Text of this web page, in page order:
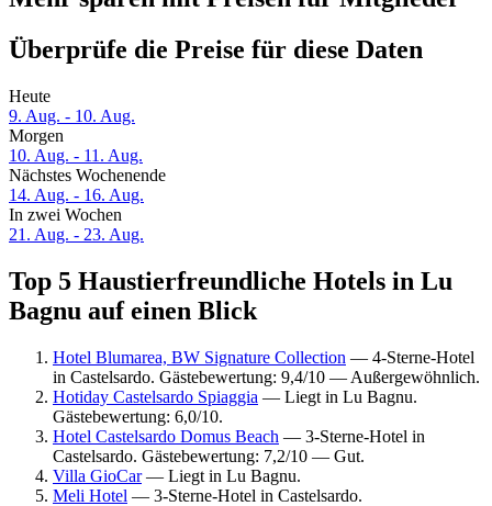
Überprüfe die Preise für diese Daten
Heute
9. Aug. - 10. Aug.
Morgen
10. Aug. - 11. Aug.
Nächstes Wochenende
14. Aug. - 16. Aug.
In zwei Wochen
21. Aug. - 23. Aug.
Top 5 Haustierfreundliche Hotels in Lu
Bagnu auf einen Blick
Hotel Blumarea, BW Signature Collection — 4-Sterne-Hotel
in Castelsardo. Gästebewertung: 9,4/10 — Außergewöhnlich.
Hotiday Castelsardo Spiaggia — Liegt in Lu Bagnu.
Gästebewertung: 6,0/10.
Hotel Castelsardo Domus Beach — 3-Sterne-Hotel in
Castelsardo. Gästebewertung: 7,2/10 — Gut.
Villa GioCar— Liegt in Lu Bagnu.
Meli Hotel — 3-Sterne-Hotel in Castelsardo.